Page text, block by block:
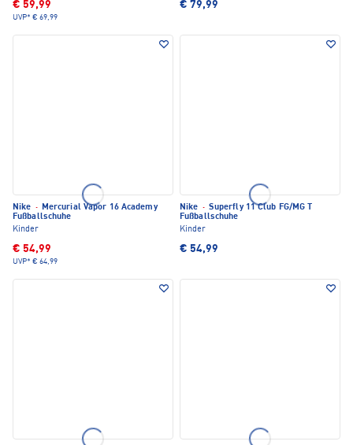
€ 59,99
UVP* € 69,99
€ 79,99
Nike · Mercurial Vapor 16 Academy
Fußballschuhe
Kinder
€ 54,99
UVP* € 64,99
Nike · Superfly 11 Club FG/MG T
Fußballschuhe
Kinder
€ 54,99